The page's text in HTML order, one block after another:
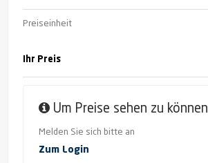
Preiseinheit
Ihr Preis
Um Preise sehen zu können
Melden Sie sich bitte an
Zum Login